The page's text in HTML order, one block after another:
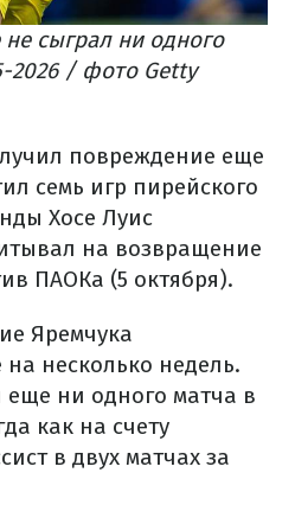
сыграл ни одного
2026 / фото Getty
повреждение еще
семь игр пирейского
Хосе Луис
на возвращение
ПАОКа (5 октября).
Яремчука
несколько недель.
ни одного матча в
как на счету
в двух матчах за